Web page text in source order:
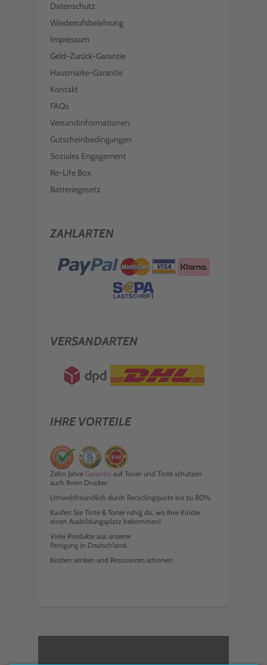
Datenschutz
Wiederrufsbelehrung
Impressum
Geld-Zurück-Garantie
Hausmarke-Garantie
Kontakt
FAQs
Versandinformationen
Gutscheinbedingungen
Soziales Engagement
Re-Life Box
Batteriegesetz
ZAHLARTEN
VERSANDARTEN
IHRE VORTEILE
Zehn Jahre Garantie auf Toner und Tinte schützen
auch Ihren Drucker.
Umweltfreundlich durch Recyclingquote bis zu 80%.
Kaufen Sie Tinte & Toner ruhig da, wo Ihre Kinder
einen Ausbildungsplatz bekommen!
Viele Produkte aus unserer
Fertigung in Deutschland.
Kosten senken und Ressourcen schonen.